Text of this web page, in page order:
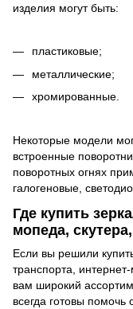
изделия могут быть:
пластиковые;
металлические;
хромированные.
Некоторые модели
встроенные
поворотных огнях
галогеновые,
Где купить
мопеда,
Если вы решили
транспорта,
вам широкий
всегда готовы